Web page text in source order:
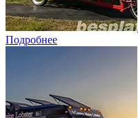
Подробнее